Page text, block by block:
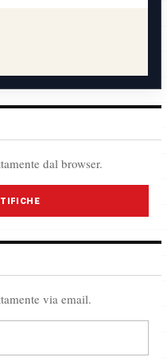
dal browser.
via email.